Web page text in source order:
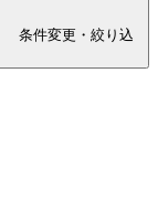
条件変更・絞り込